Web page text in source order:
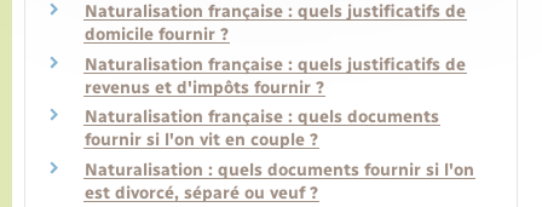
Naturalisation française : quels justificatifs de
domicile fournir ?
Naturalisation française : quels justificatifs de
revenus et d'impôts fournir ?
Naturalisation française : quels documents
fournir si l'on vit en couple ?
Naturalisation : quels documents fournir si l'on
est divorcé, séparé ou veuf ?